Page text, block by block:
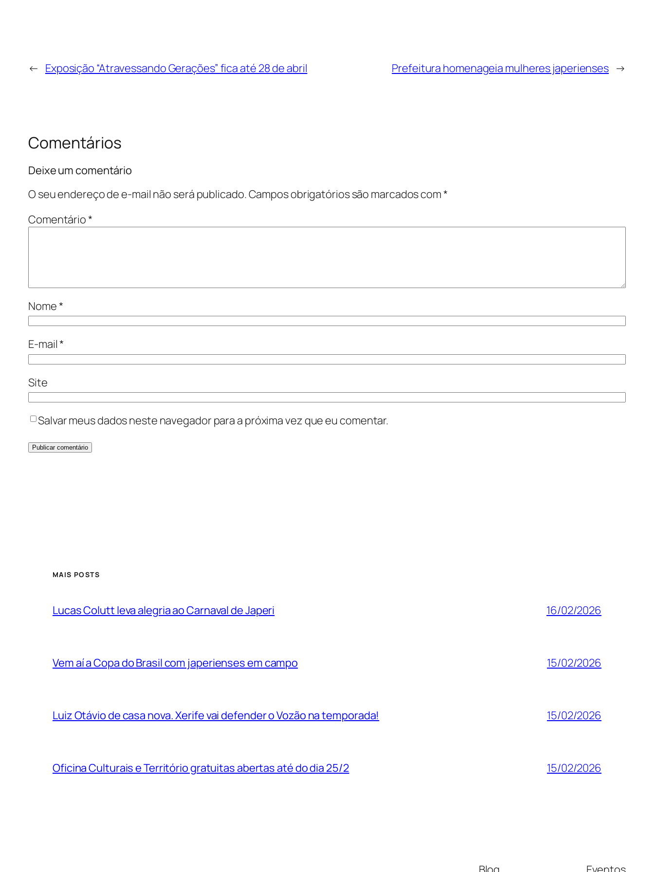
← Exposição “Atravessando Gerações” fica até 28 de abril Prefeitura homenageia mulheres japerienses →
Comentários
Deixe um comentário
O seu endereço de e-mail não será publicado.Campos obrigatórios são marcados com*
Comentário*
Nome*
E-mail*
Site
Salvar meus dados neste navegador para a próxima vez que eu comentar.
MAIS POSTS
Lucas Colutt leva alegria ao Carnaval de Japeri 16/02/2026
Vem aí a Copa do Brasil com japerienses em campo 15/02/2026
Luiz Otávio de casa nova. Xerife vai defender o Vozão na temporada! 15/02/2026
Oficina Culturais e Território gratuitas abertas até do dia 25/2 15/02/2026